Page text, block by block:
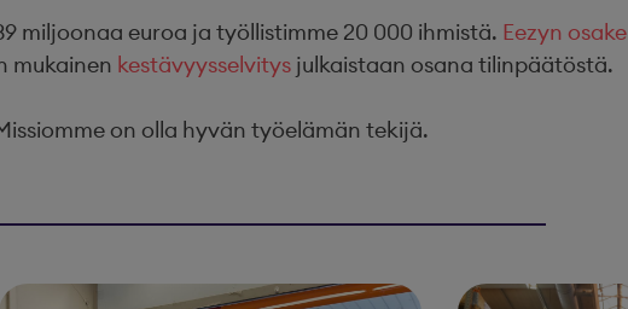
miljoonaa euroa ja työllistimme 20 000 ihmistä. Eezyn osake
mukainen kestävyysselvitysjulkaistaan osana tilinpäätöstä.
on olla hyvän työelämän tekijä.